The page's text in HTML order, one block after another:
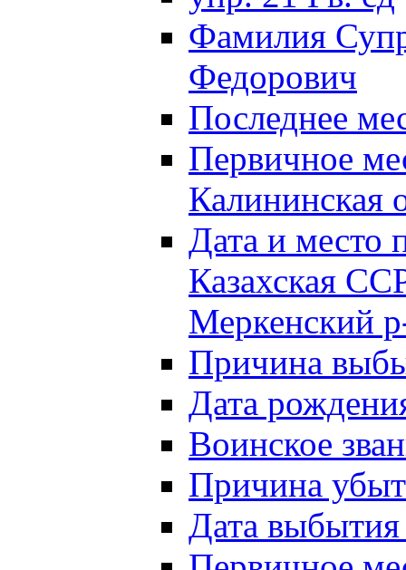
Фамилия
Федорович
Последнее
Первичное
Калининская
Дата и
Казахская
Меркенский
Причина
Дата
Воинское
Причина
Дата